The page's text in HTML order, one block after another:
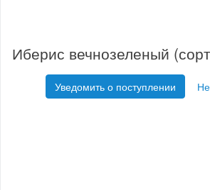
Иберис вечнозеленый
Уведомить о поступлении